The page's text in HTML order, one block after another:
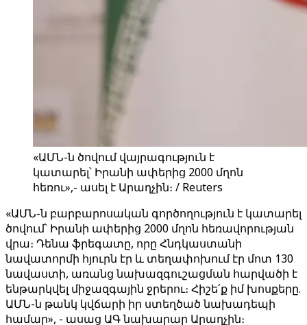
«ԱՄՆ-ն ծովում վայրագություն է
կատարել՝ Իրանի ափերից 2000 մղոն
հեռու»,- ասել է Արաղչին։ / Reuters
«ԱՄՆ-ն բարբարոսական գործողություն է կատարել
ծովում՝ Իրանի ափերից 2000 մղոն հեռավորության
վրա։ Դենա ֆրեգատը, որը Հնդկաստանի
նավատորմի հյուրն էր և տեղափոխում էր մոտ 130
նավաստի, առանց նախազգուշացման հարվածի է
ենթարկվել միջազգային ջրերու։ Հիշե՛ք իմ խոսքերը.
ԱՄՆ-ն թանկ կվճարի իր ստեղծած նախադեպի
համար», - ասաց ԱԳ նախարար Արաղչին։